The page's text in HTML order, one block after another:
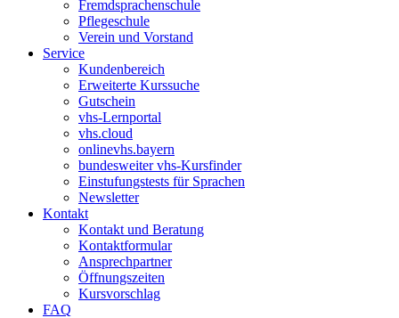
Fremdsprachenschule
Pflegeschule
Verein und Vorstand
Service
Kundenbereich
Erweiterte Kurssuche
Gutschein
vhs-Lernportal
vhs.cloud
onlinevhs.bayern
bundesweiter vhs-Kursfinder
Einstufungstests für Sprachen
Newsletter
Kontakt
Kontakt und Beratung
Kontaktformular
Ansprechpartner
Öffnungszeiten
Kursvorschlag
FAQ